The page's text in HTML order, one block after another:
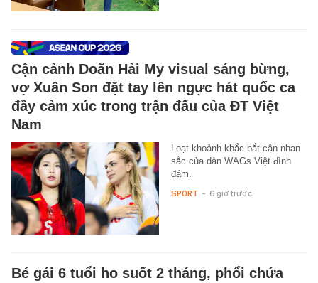
Cận cảnh Doãn Hải My visual sáng bừng,
vợ Xuân Son đặt tay lên ngực hát quốc ca
đầy cảm xúc trong trận đấu của ĐT Việt
Nam
Loạt khoảnh khắc bắt cận nhan
sắc của dàn WAGs Việt đình
đám.
SPORT - 6 giờ trước
Bé gái 6 tuổi ho suốt 2 tháng, phổi chứa